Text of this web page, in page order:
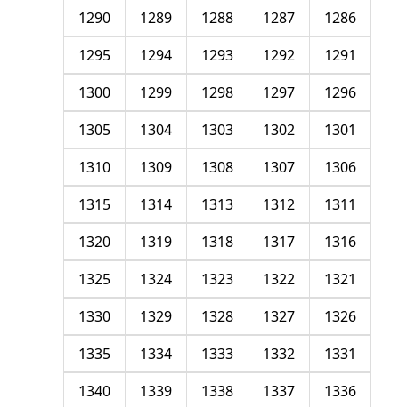
1286
1287
1288
1289
1290
1291
1292
1293
1294
1295
1296
1297
1298
1299
1300
1301
1302
1303
1304
1305
1306
1307
1308
1309
1310
1311
1312
1313
1314
1315
1316
1317
1318
1319
1320
1321
1322
1323
1324
1325
1326
1327
1328
1329
1330
1331
1332
1333
1334
1335
1336
1337
1338
1339
1340